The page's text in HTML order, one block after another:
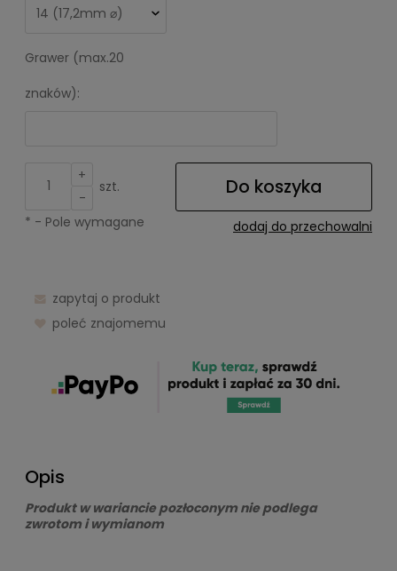
Grawer (max.20
znaków):
+
-
szt. Do koszyka
dodaj do przechowalni
* - Pole wymagane
zapytaj o produkt
poleć znajomemu
Opis
Produkt w wariancie pozłoconym nie podlega
zwrotom i wymianom